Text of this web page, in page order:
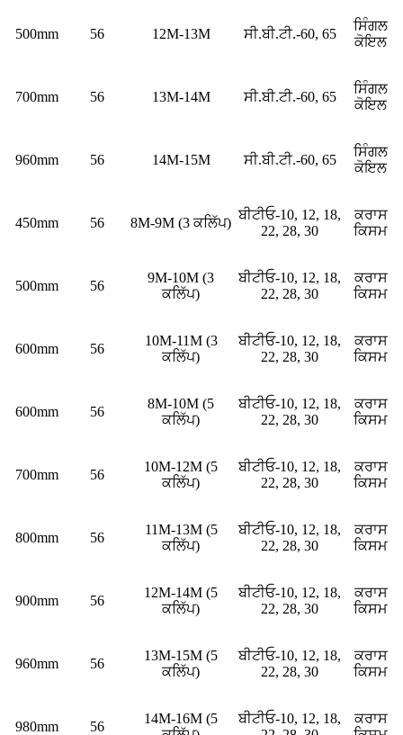
500mm 56 12M-13M ਸੀ.ਬੀ.ਟੀ.-60, 65
ਸਿੰਗਲ
ਕੋਇਲ
700mm 56 13M-14M ਸੀ.ਬੀ.ਟੀ.-60, 65
ਸਿੰਗਲ
ਕੋਇਲ
960mm 56 14M-15M ਸੀ.ਬੀ.ਟੀ.-60, 65
ਸਿੰਗਲ
ਕੋਇਲ
450mm 56 8M-9M (3 ਕਲਿੱਪ)
ਬੀਟੀਓ-10, 12, 18,
22, 28, 30
ਕਰਾਸ
ਕਿਸਮ
500mm 56
9M-10M (3
ਕਲਿੱਪ)
ਬੀਟੀਓ-10, 12, 18,
22, 28, 30
ਕਰਾਸ
ਕਿਸਮ
600mm 56
10M-11M (3
ਕਲਿੱਪ)
ਬੀਟੀਓ-10, 12, 18,
22, 28, 30
ਕਰਾਸ
ਕਿਸਮ
600mm 56
8M-10M (5
ਕਲਿੱਪ)
ਬੀਟੀਓ-10, 12, 18,
22, 28, 30
ਕਰਾਸ
ਕਿਸਮ
700mm 56
10M-12M (5
ਕਲਿੱਪ)
ਬੀਟੀਓ-10, 12, 18,
22, 28, 30
ਕਰਾਸ
ਕਿਸਮ
800mm 56
11M-13M (5
ਕਲਿੱਪ)
ਬੀਟੀਓ-10, 12, 18,
22, 28, 30
ਕਰਾਸ
ਕਿਸਮ
900mm 56
12M-14M (5
ਕਲਿੱਪ)
ਬੀਟੀਓ-10, 12, 18,
22, 28, 30
ਕਰਾਸ
ਕਿਸਮ
960mm 56
13M-15M (5
ਕਲਿੱਪ)
ਬੀਟੀਓ-10, 12, 18,
22, 28, 30
ਕਰਾਸ
ਕਿਸਮ
980mm 56
14M-16M (5
ਬੀਟੀਓ-10, 12, 18,
ਕਰਾਸ